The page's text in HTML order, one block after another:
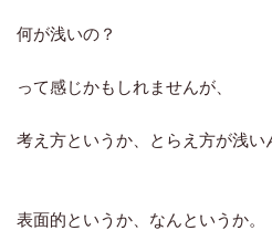
何が浅いの？
って感じかもしれませんが、
考え方というか、とらえ方が浅い
表面的というか、なんというか。